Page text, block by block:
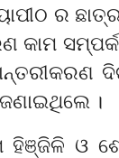
ର
କାମ
।
ଓ